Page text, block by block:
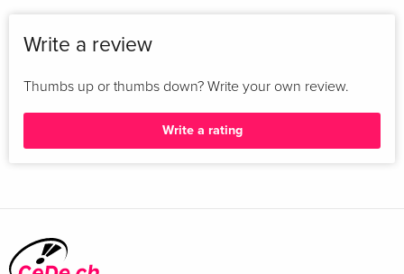
Write a review
Thumbs up or thumbs down? Write your own review.
Write a rating